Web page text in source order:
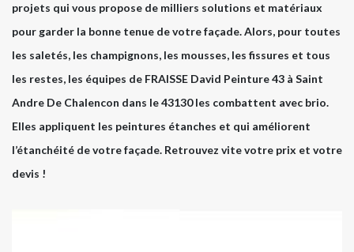
projets qui vous propose de milliers solutions et matériaux
pour garder la bonne tenue de votre façade. Alors, pour toutes
les saletés, les champignons, les mousses, les fissures et tous
les restes, les équipes de FRAISSE David Peinture 43 à Saint
Andre De Chalencon dans le 43130 les combattent avec brio.
Elles appliquent les peintures étanches et qui améliorent
l’étanchéité de votre façade. Retrouvez vite votre prix et votre
devis !